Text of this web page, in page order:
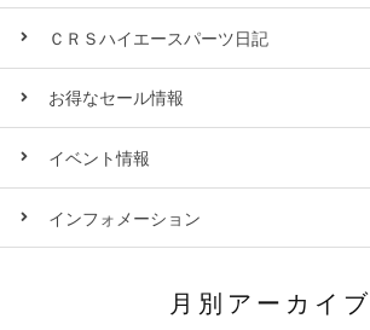
ＣＲＳハイエースパーツ日記
お得なセール情報
イベント情報
インフォメーション
月別アーカイブ